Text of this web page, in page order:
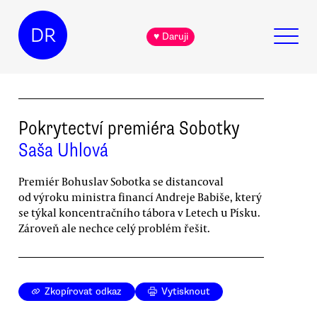
DR ♥ Daruji
Pokrytectví premiéra Sobotky
Saša Uhlová
Premiér Bohuslav Sobotka se distancoval
od výroku ministra financí Andreje Babiše, který
se týkal koncentračního tábora v Letech u Písku.
Zároveň ale nechce celý problém řešit.
Zkopírovat odkaz Vytisknout